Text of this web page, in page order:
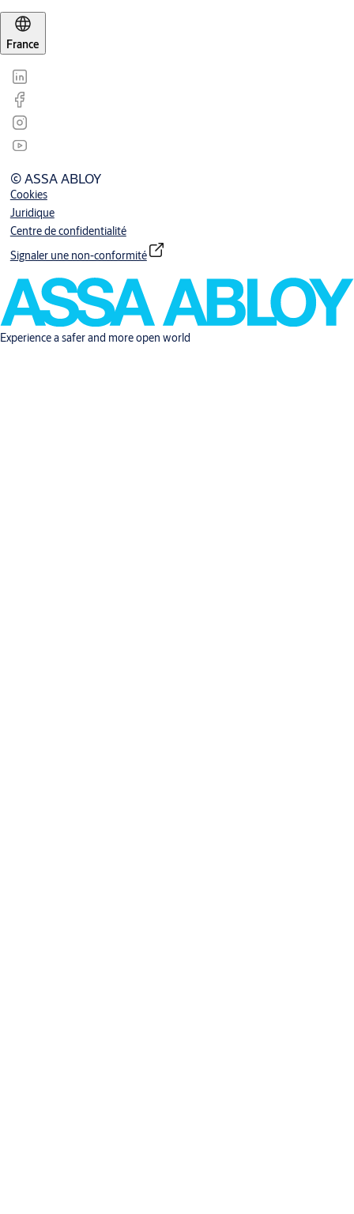
France
© ASSA ABLOY
Cookies
Juridique
Centre de confidentialité
Signaler une non-conformité
Experience a safer and more open world